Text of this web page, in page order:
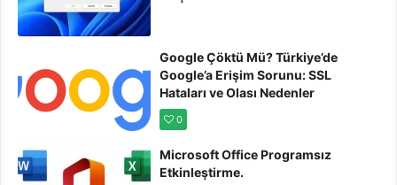
Google Çöktü Mü? Türkiye’de
Google’a Erişim Sorunu: SSL
Hataları ve Olası Nedenler
0
Microsoft Office Programsız
Etkinleştirme.